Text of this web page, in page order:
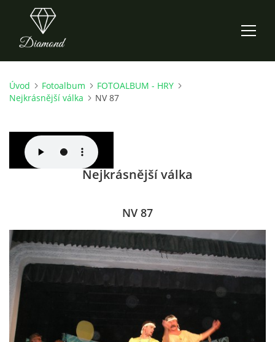
ÚVOD
O NÁS
CO NOVÉHO ZKOUŠÍME
KDY, KDE A CO HRAJEME
HRY OD ROKU 1973
Úvod Fotoalbum
FOTOALBUM - HRY
Nejkrásnější válka
NV 87
Nejkrásnější válka
NV 87